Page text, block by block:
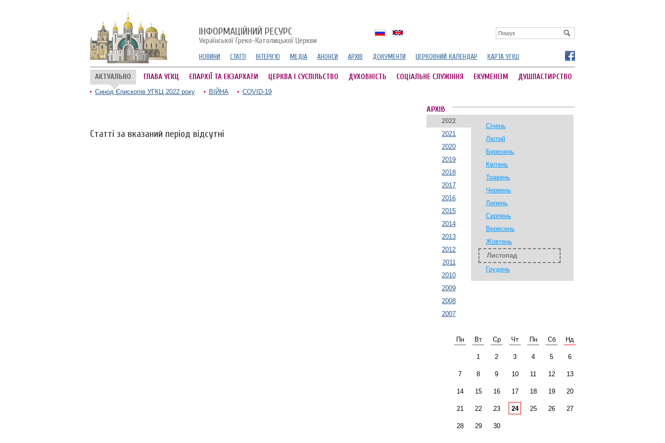
ІНФОРМАЦІЙНИЙ РЕСУРС
Української Греко-Католицької Церкви
НОВИНИ СТАТТІ ІНТЕРВ'Ю МЕДІА АНОНСИ АРХІВ ДОКУМЕНТИ ЦЕРКОВНИЙ КАЛЕНДАР КАРТА УГКЦ
АКТУАЛЬНО ГЛАВА УГКЦ ЄПАРХІЇ ТА ЕКЗАРХАТИ ЦЕРКВА І СУСПІЛЬСТВО ДУХОВНІСТЬ СОЦІАЛЬНЕ СЛУЖІННЯ ЕКУМЕНІЗМ ДУШПАСТИРСТВО
Синод Єпископів УГКЦ 2022 року ВІЙНА COVID-19
Статті за вказаний період відсутні
АРХІВ
2022
2021
2020
2019
2018
2017
2016
2015
2014
2013
2012
2011
2010
2009
2008
2007
Січень
Лютий
Березень
Квітень
Травень
Червень
Липень
Серпень
Вересень
Жовтень
Листопад
Грудень
Пн Вт Ср Чт Пн Сб Нд
1 2 3 4 5 6
7 8 9 10 11 12 13
14 15 16 17 18 19 20
21 22 23 24 25 26 27
28 29 30